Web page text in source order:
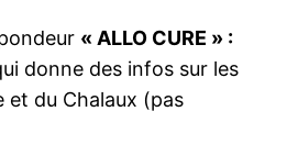
« ALLO CURE » :
donne des infos sur les
et du Chalaux (pas